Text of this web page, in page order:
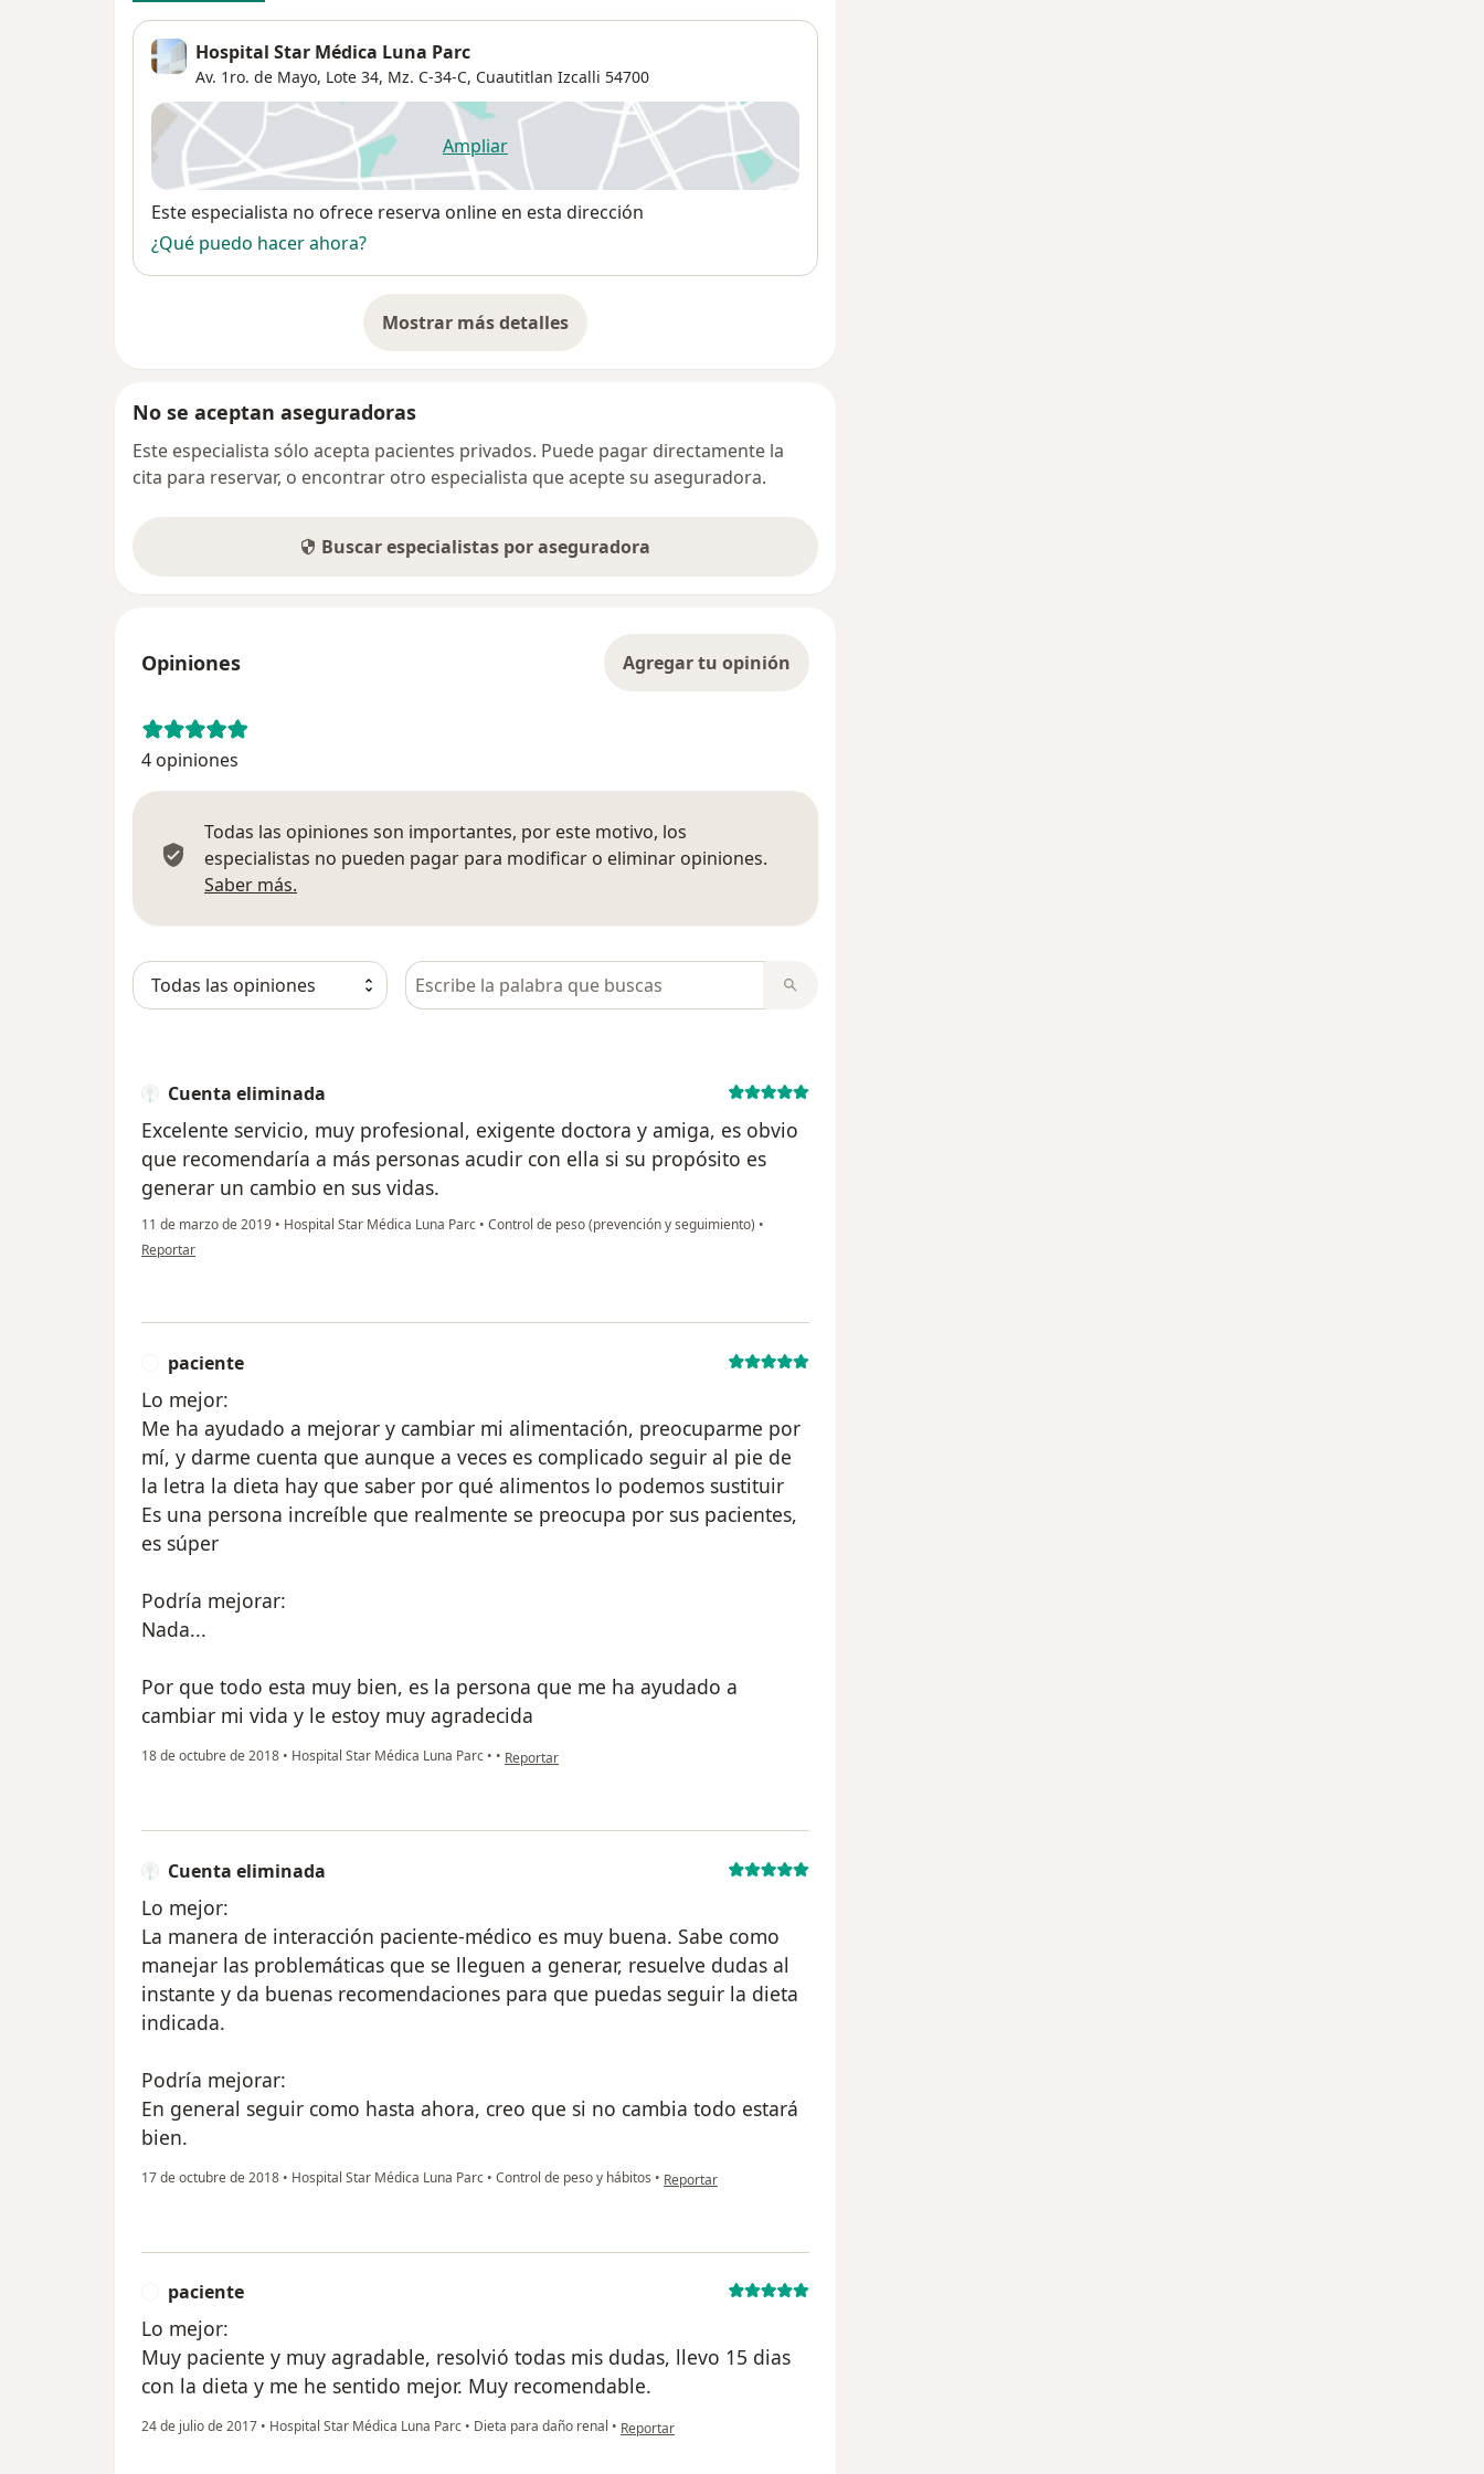
Hospital Star Médica Luna Parc
Av. 1ro. de Mayo, Lote 34, Mz. C-34-C, Cuautitlan Izcalli 54700
Ampliarse abre en una nueva pestaña
Disponibilidad
Este especialista no ofrece reserva online en esta dirección
¿Qué puedo hacer ahora?
Mostrar más detalles
sobre la dirección
No se aceptan aseguradoras
Este especialista sólo acepta pacientes privados. Puede pagar directamente la
cita para reservar, o encontrar otro especialista que acepte su aseguradora.
Buscar especialistas por aseguradora
Opiniones Agregar tu opinión
4 opiniones
Todas las opiniones son importantes, por este motivo, los
especialistas no pueden pagar para modificar o eliminar opiniones.
Saber más.
Busca en opiniones
Cuenta eliminada
Excelente servicio, muy profesional, exigente doctora y amiga, es obvio
que recomendaría a más personas acudir con ella si su propósito es
generar un cambio en sus vidas.
11 de marzo de 2019 • Hospital Star Médica Luna Parc • Control de peso (prevención y seguimiento) •
en opinión del usuario Cuenta eliminada
Reportar
paciente
Lo mejor:
Me ha ayudado a mejorar y cambiar mi alimentación, preocuparme por
mí, y darme cuenta que aunque a veces es complicado seguir al pie de
la letra la dieta hay que saber por qué alimentos lo podemos sustituir
Es una persona increíble que realmente se preocupa por sus pacientes,
es súper
Podría mejorar:
Nada...
Por que todo esta muy bien, es la persona que me ha ayudado a
cambiar mi vida y le estoy muy agradecida
18 de octubre de 2018 • Hospital Star Médica Luna Parc • • en opinión del usuario paciente
Reportar
Cuenta eliminada
Lo mejor:
La manera de interacción paciente-médico es muy buena. Sabe como
manejar las problemáticas que se lleguen a generar, resuelve dudas al
instante y da buenas recomendaciones para que puedas seguir la dieta
indicada.
Podría mejorar:
En general seguir como hasta ahora, creo que si no cambia todo estará
bien.
17 de octubre de 2018 • Hospital Star Médica Luna Parc • Control de peso y hábitos • en opinión del usuario Cuenta eliminada
Reportar
paciente
Lo mejor:
Muy paciente y muy agradable, resolvió todas mis dudas, llevo 15 dias
con la dieta y me he sentido mejor. Muy recomendable.
24 de julio de 2017 • Hospital Star Médica Luna Parc • Dieta para daño renal • en opinión del usuario paciente
Reportar